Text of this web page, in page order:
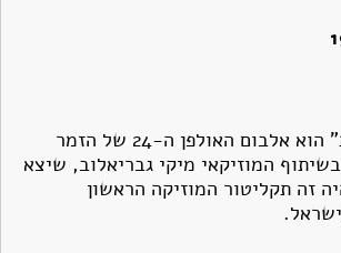
אוהב להיות בבית" הוא אלבום האולפן ה-24 של הזמר
המוזיקאי מיקי גבריאלוב, שיצא
1986. היה זה תקליטור המוזיקה הראשון